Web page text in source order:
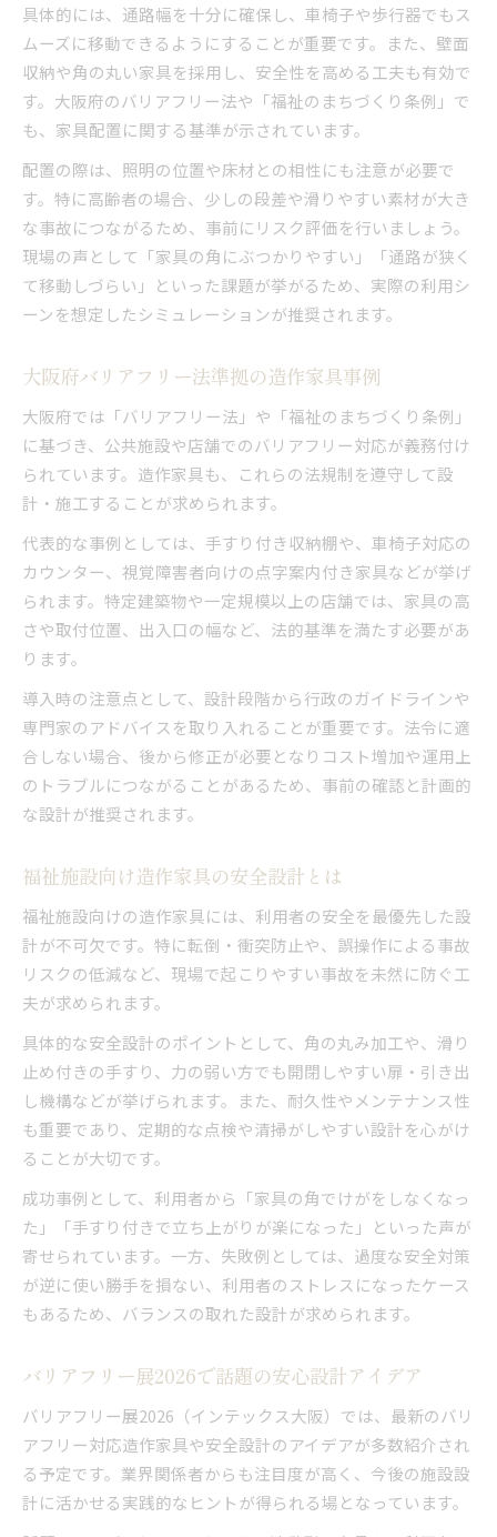
具体的には、通路幅を十分に確保し、車椅子や歩行器でもス
ムーズに移動できるようにすることが重要です。また、壁面
収納や角の丸い家具を採用し、安全性を高める工夫も有効で
す。大阪府のバリアフリー法や「福祉のまちづくり条例」で
も、家具配置に関する基準が示されています。
配置の際は、照明の位置や床材との相性にも注意が必要で
す。特に高齢者の場合、少しの段差や滑りやすい素材が大き
な事故につながるため、事前にリスク評価を行いましょう。
現場の声として「家具の角にぶつかりやすい」「通路が狭く
て移動しづらい」といった課題が挙がるため、実際の利用シ
ーンを想定したシミュレーションが推奨されます。
大阪府バリアフリー法準拠の造作家具事例
大阪府では「バリアフリー法」や「福祉のまちづくり条例」
に基づき、公共施設や店舗でのバリアフリー対応が義務付け
られています。造作家具も、これらの法規制を遵守して設
計・施工することが求められます。
代表的な事例としては、手すり付き収納棚や、車椅子対応の
カウンター、視覚障害者向けの点字案内付き家具などが挙げ
られます。特定建築物や一定規模以上の店舗では、家具の高
さや取付位置、出入口の幅など、法的基準を満たす必要があ
ります。
導入時の注意点として、設計段階から行政のガイドラインや
専門家のアドバイスを取り入れることが重要です。法令に適
合しない場合、後から修正が必要となりコスト増加や運用上
のトラブルにつながることがあるため、事前の確認と計画的
な設計が推奨されます。
福祉施設向け造作家具の安全設計とは
福祉施設向けの造作家具には、利用者の安全を最優先した設
計が不可欠です。特に転倒・衝突防止や、誤操作による事故
リスクの低減など、現場で起こりやすい事故を未然に防ぐ工
夫が求められます。
具体的な安全設計のポイントとして、角の丸み加工や、滑り
止め付きの手すり、力の弱い方でも開閉しやすい扉・引き出
し機構などが挙げられます。また、耐久性やメンテナンス性
も重要であり、定期的な点検や清掃がしやすい設計を心がけ
ることが大切です。
成功事例として、利用者から「家具の角でけがをしなくなっ
た」「手すり付きで立ち上がりが楽になった」といった声が
寄せられています。一方、失敗例としては、過度な安全対策
が逆に使い勝手を損ない、利用者のストレスになったケース
もあるため、バランスの取れた設計が求められます。
バリアフリー展2026で話題の安心設計アイデア
バリアフリー展2026（インテックス大阪）では、最新のバリ
アフリー対応造作家具や安全設計のアイデアが多数紹介され
る予定です。業界関係者からも注目度が高く、今後の施設設
計に活かせる実践的なヒントが得られる場となっています。